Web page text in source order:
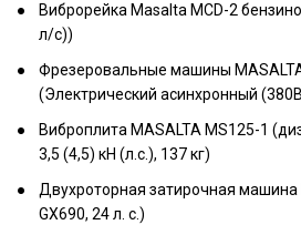
Виброрейка Masalta MCD-2
л/с))
Фрезеровальные машины
(Электрический асинхронный
Виброплита MASALTA MS125-1
3,5 (4,5) кН (л.с.), 137 кг)
Двухроторная затирочная машина
GX690, 24 л. с.)